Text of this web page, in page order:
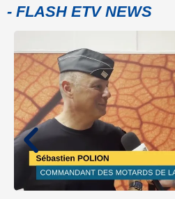
- FLASH ETV NEWS